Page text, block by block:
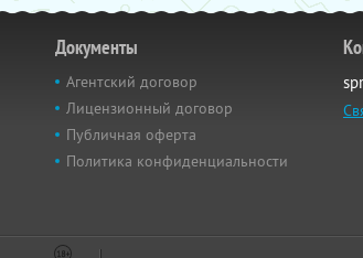
Документы
Агентский договор
Лицензионный договор
Публичная оферта
Политика конфиденциальности